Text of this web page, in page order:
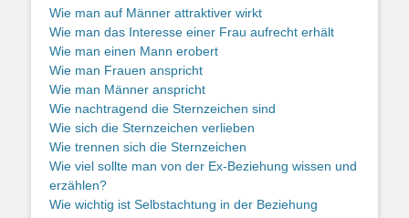
Wie man auf Männer attraktiver wirkt
Wie man das Interesse einer Frau aufrecht erhält
Wie man einen Mann erobert
Wie man Frauen anspricht
Wie man Männer anspricht
Wie nachtragend die Sternzeichen sind
Wie sich die Sternzeichen verlieben
Wie trennen sich die Sternzeichen
Wie viel sollte man von der Ex-Beziehung wissen und
erzählen?
Wie wichtig ist Selbstachtung in der Beziehung